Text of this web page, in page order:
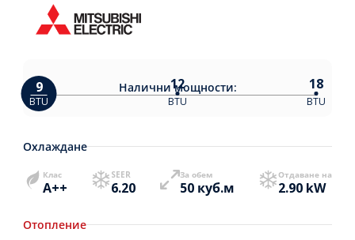
Наличнимощности:
9
BTU
12
BTU
18
BTU
Охлаждане
Клас
A++
SEER
6.20
За обем
50 куб.м
Отдаване на
2.90 kW
Отопление